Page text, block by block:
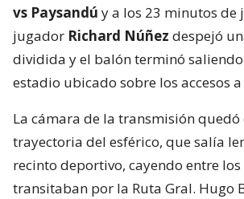
vs Paysandú y a los 23 minutos de
jugador Richard Núñez despejó
dividida y el balón terminó
estadio ubicado sobre los accesos
La cámara de la transmisión quedó
trayectoria del esférico, que salía
recinto deportivo, cayendo entre
transitaban por la Ruta Gral. Hugo